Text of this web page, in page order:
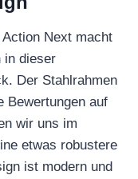
Next macht
in dieser
Der Stahlrahmen
Bewertungen auf
wir uns im
etwas robustere
ist modern und